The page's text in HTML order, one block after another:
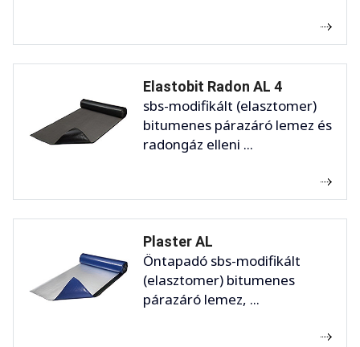
Elastobit Radon AL 4
sbs-modifikált (elasztomer)
bitumenes párazáró lemez és
radongáz elleni ...
Plaster AL
Öntapadó sbs-modifikált
(elasztomer) bitumenes
párazáró lemez, ...